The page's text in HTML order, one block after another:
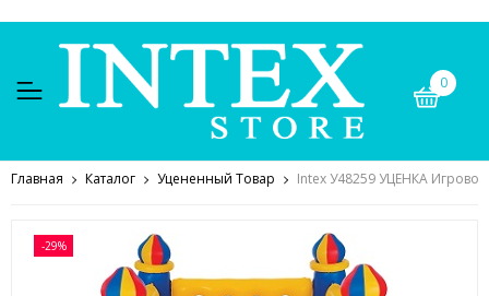
0
Главная Каталог Уцененный Товар Intex У48259 УЦЕНКА
-29%